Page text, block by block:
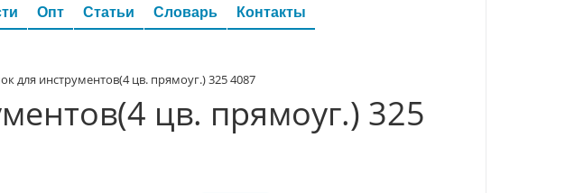
Опт Статьи Словарь Контакты
для инструментов(4 цв. прямоуг.) 325 4087
цв. прямоуг.) 325